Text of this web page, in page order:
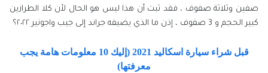
صفين وثلاثة صفوف ، فقد ثبت أن هذا ليس هو الحال لأن كلا الطرازين
كبير الحجم و 3 صفوف ، إذن ما الذي يضيفه جراند إلى جيب واجونير ٢٠٢٢؟
قبل شراء سيارة اسكاليد 2021 (إليك 10 معلومات هامة يجب
معرفتها)